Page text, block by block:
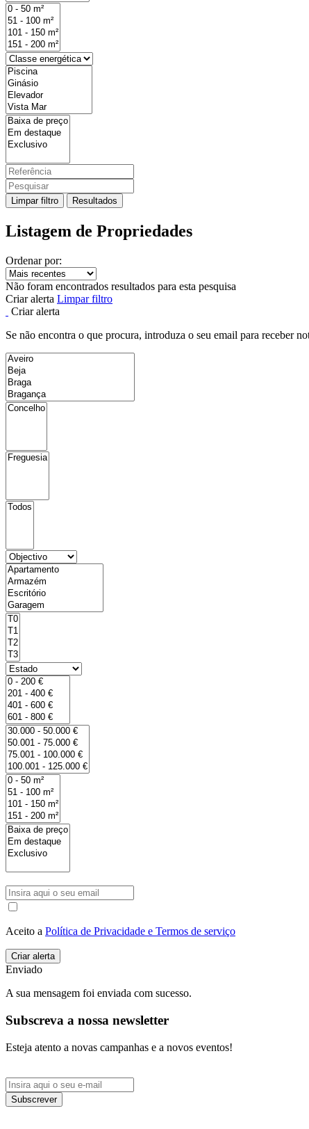
Limpar filtro Resultados
Listagem de Propriedades
Ordenar por:
Não foram encontrados resultados para esta pesquisa
Criar alerta Limpar filtro
Criar alerta
Se não encontra o que procura, introduza o seu email para receber
Aceito a Política de Privacidade e Termos de serviço
Enviado
A sua mensagem foi enviada com sucesso.
Subscreva a nossa newsletter
Esteja atento a novas campanhas e a novos eventos!